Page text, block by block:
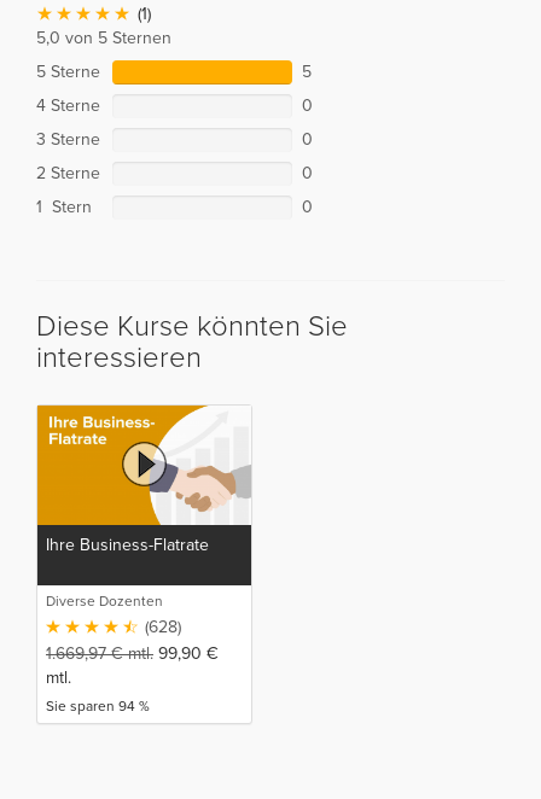
(1)
5,0 von 5 Sternen
5 Sterne
5
4 Sterne
0
3 Sterne
0
2 Sterne
0
1 Stern
0
Diese Kurse könnten Sie
interessieren
Ihre Business-Flatrate
Diverse Dozenten
(628)
1.669,97€mtl. 99,90 €
mtl.
Sie sparen 94 %